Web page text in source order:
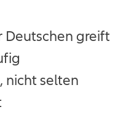
greift
nicht selten